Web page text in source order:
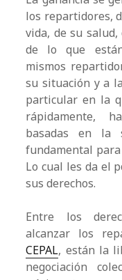
los repartidores,
vida, de su
de lo que
mismos
su situación y a
particular en la
rápidamente,
basadas en la
fundamental
Lo cual les da el
sus derechos.
Entre los
alcanzar los
CEPAL, están la
negociación